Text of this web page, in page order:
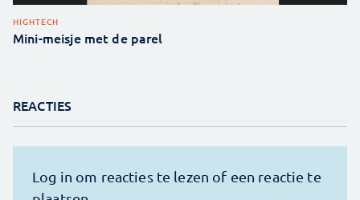
HIGHTECH
Mini-meisje met de parel
REACTIES